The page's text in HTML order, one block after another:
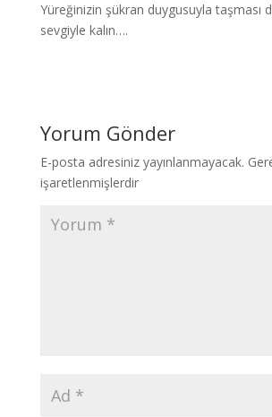
Yüreğinizin şükran duygusuyla taşması
sevgiyle kalın….
Yorum Gönder
E-posta adresiniz yayınlanmayacak.
işaretlenmişlerdir